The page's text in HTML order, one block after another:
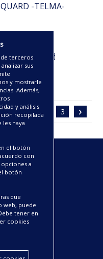
-TELMA-
‹ 1 2 3 ›
de terceros
sus
y mostrarle
Además,
y análisis
recopilada
haya
el botón
con
a
botón
que
web, puede
tener en
cookies